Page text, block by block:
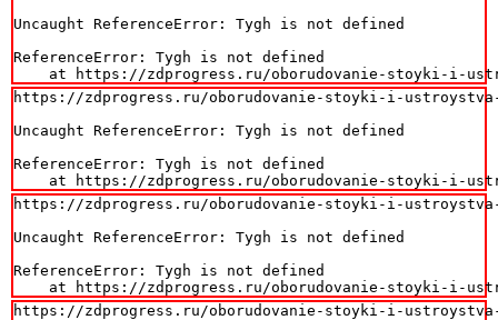
Uncaught ReferenceError: Tygh is not defined
ReferenceError: Tygh is not defined
at https://zdprogress.ru/oborudovanie-stoyki-i-
https://zdprogress.ru/oborudovanie-stoyki-i-ustroystva-
Uncaught ReferenceError: Tygh is not defined
ReferenceError: Tygh is not defined
at https://zdprogress.ru/oborudovanie-stoyki-i-
https://zdprogress.ru/oborudovanie-stoyki-i-ustroystva-
Uncaught ReferenceError: Tygh is not defined
ReferenceError: Tygh is not defined
at https://zdprogress.ru/oborudovanie-stoyki-i-
https://zdprogress.ru/oborudovanie-stoyki-i-ustroystva-